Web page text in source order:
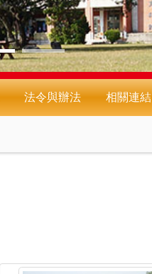
法令與辦法 相關連結